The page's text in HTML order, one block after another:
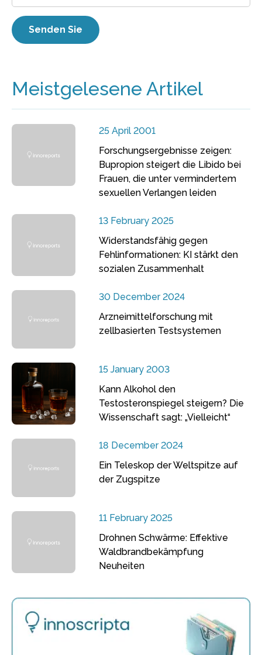
Meistgelesene Artikel
25 April 2001
Forschungsergebnisse zeigen:
Bupropion steigert die Libido bei
Frauen, die unter vermindertem
sexuellen Verlangen leiden
13 February 2025
Widerstandsfähig gegen
Fehlinformationen: KI stärkt den
sozialen Zusammenhalt
30 December 2024
Arzneimittelforschung mit
zellbasierten Testsystemen
15 January 2003
Kann Alkohol den
Testosteronspiegel steigern? Die
Wissenschaft sagt: „Vielleicht“
18 December 2024
Ein Teleskop der Weltspitze auf
der Zugspitze
11 February 2025
Drohnen Schwärme: Effektive
Waldbrandbekämpfung
Neuheiten